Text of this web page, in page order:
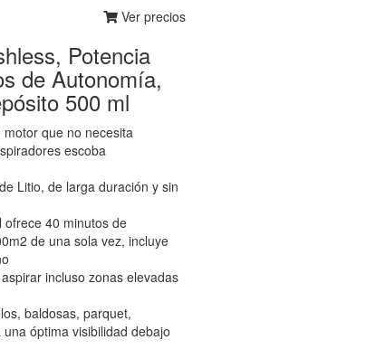
Ver precios
Potencia
de Autonomía,
500 ml
motor que no necesita
escoba
Litio, de larga duración y sin
ofrece 40 minutos de
de una sola vez, incluye
incluso zonas elevadas
baldosas, parquet,
óptima visibilidad debajo